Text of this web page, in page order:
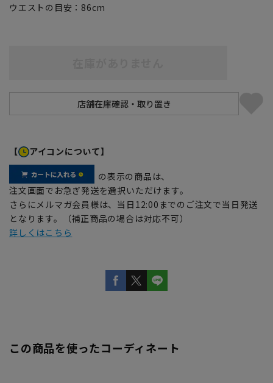
ウエストの目安： 86cm
【 アイコンについて】
の表示の商品は、
注文画面でお急ぎ発送を選択いただけます。
さらにメルマガ会員様は、当日12:00までのご注文で当日発送
となります。（補正商品の場合は対応不可）
詳しくはこちら
この商品を使ったコーディネート